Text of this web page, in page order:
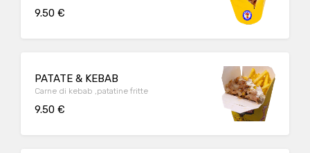
9.50 €
PATATE & KEBAB
Carne di kebab ,patatine fritte
9.50 €